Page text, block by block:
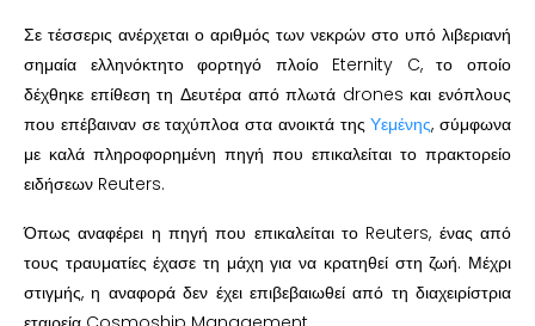
Σε τέσσερις ανέρχεται ο αριθμός των νεκρών στο υπό λιβεριανή
σημαία ελληνόκτητο φορτηγό πλοίο Eternity C, το οποίο
δέχθηκε επίθεση τη Δευτέρα από πλωτά drones και ενόπλους
που επέβαιναν σε ταχύπλοα στα ανοικτά τηςΥεμένης, σύμφωνα
με καλά πληροφορημένη πηγή που επικαλείται το πρακτορείο
ειδήσεων Reuters.
Όπως αναφέρει η πηγή που επικαλείται το Reuters, ένας από
τους τραυματίες έχασε τη μάχη για να κρατηθεί στη ζωή. Μέχρι
στιγμής, η αναφορά δεν έχει επιβεβαιωθεί από τη διαχειρίστρια